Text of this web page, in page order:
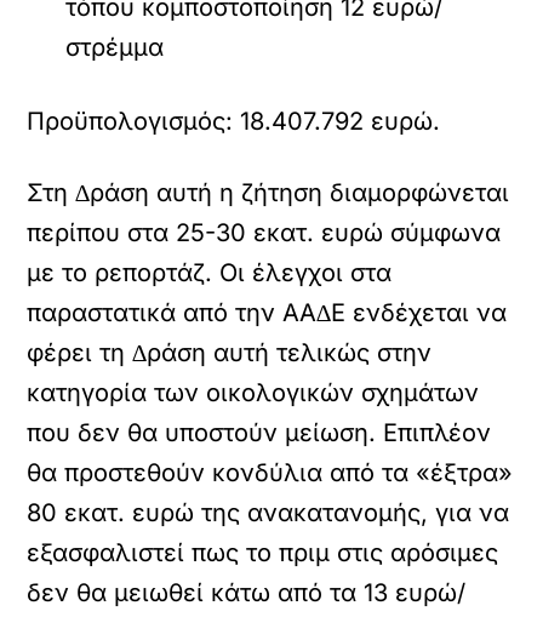
τόπου κοµποστοποίηση 12 ευρώ/
στρέµµα
Προϋπολογισµός: 18.407.792 ευρώ.
Στη ∆ράση αυτή η ζήτηση διαµορφώνεται
περίπου στα 25-30 εκατ. ευρώ σύµφωνα
µε το ρεπορτάζ. Οι έλεγχοι στα
παραστατικά από την ΑΑ∆Ε ενδέχεται να
φέρει τη ∆ράση αυτή τελικώς στην
κατηγορία των οικολογικών σχηµάτων
που δεν θα υποστούν µείωση. Επιπλέον
θα προστεθούν κονδύλια από τα «έξτρα»
80 εκατ. ευρώ της ανακατανοµής, για να
εξασφαλιστεί πως το πριµ στις αρόσιµες
δεν θα µειωθεί κάτω από τα 13 ευρώ/